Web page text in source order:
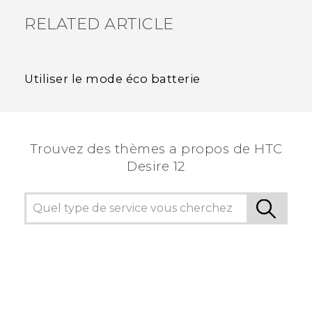
RELATED ARTICLE
Utiliser le mode éco batterie
Trouvez des thèmes a propos de HTC
Desire 12